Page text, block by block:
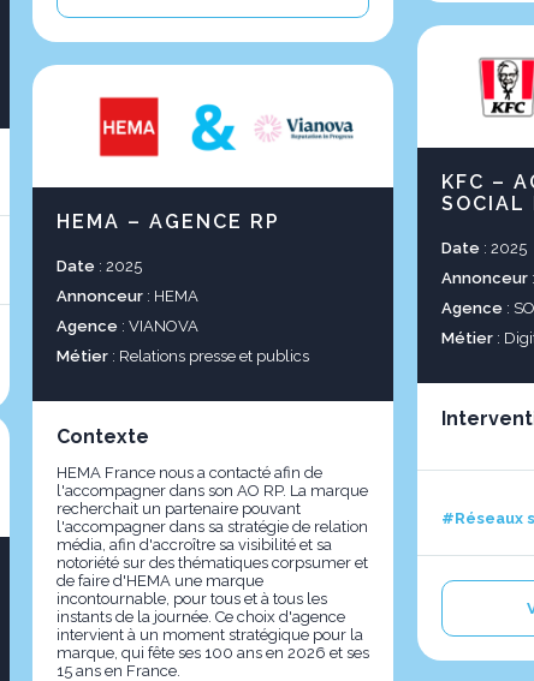
KFC –
SOCIAL
Date : 2025
Annonceur
Agence :
Métier :
#Réseaux
HEMA – AGENCE RP
Date : 2025
Annonceur : HEMA
Agence : VIANOVA
Métier : Relations presse et publics
Contexte
HEMA France nous a contacté afin de
l'accompagner dans son AO RP. La marque
recherchait un partenaire pouvant
l'accompagner dans sa stratégie de relation
média, afin d'accroître sa visibilité et sa
notoriété sur des thématiques corpsumer et
de faire d'HEMA une marque
incontournable, pour tous et à tous les
instants de la journée. Ce choix d'agence
intervient à un moment stratégique pour la
marque, qui fête ses 100 ans en 2026 et ses
15 ans en France.